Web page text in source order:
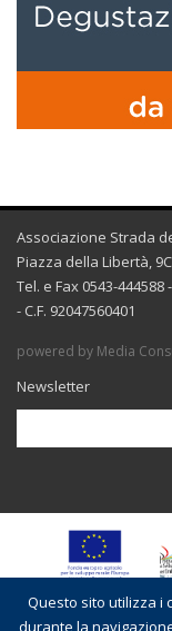
Associazione Strada
Piazza della Libertà,
Tel. e Fax 0543-444588 -
- C.F. 92047560401
powered by Media
Newsletter
Questo sito utilizza i
durante la